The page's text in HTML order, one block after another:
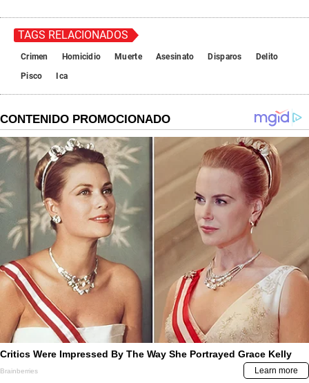
TAGS RELACIONADOS
Crimen Homicidio Muerte Asesinato Disparos
Delito
Pisco
Ica